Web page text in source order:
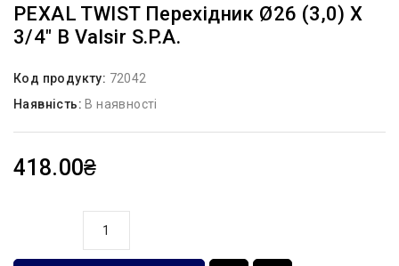
PEXAL TWIST Перехідник Ø26 (3,0) Х
3/4″ В Valsir S.p.A.
Код продукту: 72042
Наявність: В наявності
418.00₴